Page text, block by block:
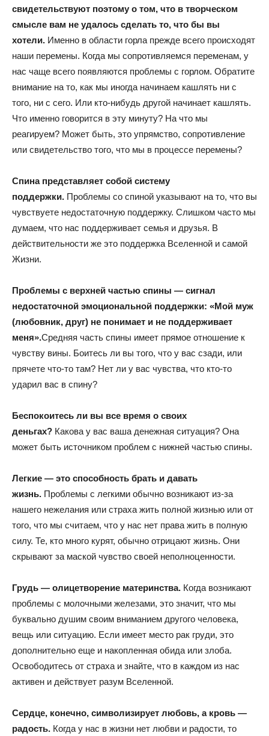
свидетельствуют поэтому о том, что в творческом
смысле вам не удалось сделать то, что бы вы
хотели. Именно в области горла прежде всего происходят
наши перемены. Когда мы сопротивляемся переменам, у
нас чаще всего появляются проблемы с горлом. Обратите
внимание на то, как мы иногда начинаем кашлять ни с
того, ни с сего. Или кто-нибудь другой начинает кашлять.
Что именно говорится в эту минуту? На что мы
реагируем? Может быть, это упрямство, сопротивление
или свидетельство того, что мы в процессе перемены?
Спина представляет собой систему
поддержки. Проблемы со спиной указывают на то, что вы
чувствуете недостаточную поддержку. Слишком часто мы
думаем, что нас поддерживает семья и друзья. В
действительности же это поддержка Вселенной и самой
Жизни.
Проблемы с верхней частью спины — сигнал
недостаточной эмоциональной поддержки: «Мой муж
(любовник, друг) не понимает и не поддерживает
меня».Средняя часть спины имеет прямое отношение к
чувству вины. Боитесь ли вы того, что у вас сзади, или
прячете что-то там? Нет ли у вас чувства, что кто-то
ударил вас в спину?
Беспокоитесь ли вы все время о своих
деньгах? Какова у вас ваша денежная ситуация? Она
может быть источником проблем с нижней частью спины.
Легкие — это способность брать и давать
жизнь. Проблемы с легкими обычно возникают из-за
нашего нежелания или страха жить полной жизнью или от
того, что мы считаем, что у нас нет права жить в полную
силу. Те, кто много курят, обычно отрицают жизнь. Они
скрывают за маской чувство своей неполноценности.
Грудь — олицетворение материнства. Когда возникают
проблемы с молочными железами, это значит, что мы
буквально душим своим вниманием другого человека,
вещь или ситуацию. Если имеет место рак груди, это
дополнительно еще и накопленная обида или злоба.
Освободитесь от страха и знайте, что в каждом из нас
активен и действует разум Вселенной.
Сердце, конечно, символизирует любовь, а кровь —
радость. Когда у нас в жизни нет любви и радости, то